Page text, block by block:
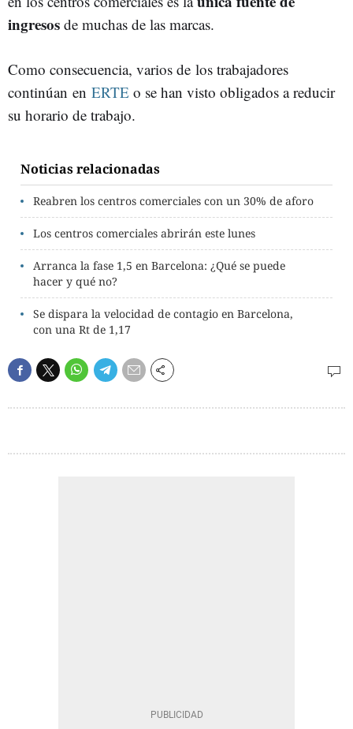
ingresos de muchas de las marcas.
Como consecuencia, varios de los trabajadores
continúan en ERTE o se han visto obligados a reducir
su horario de trabajo.
Noticias relacionadas
Reabren los centros comerciales con un 30% de aforo
Los centros comerciales abrirán este lunes
Arranca la fase 1,5 en Barcelona: ¿Qué se puede
hacer y qué no?
Se dispara la velocidad de contagio en Barcelona,
con una Rt de 1,17